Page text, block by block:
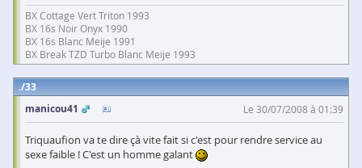
BX Cottage Vert Triton 1993
BX 16s Noir Onyx 1990
BX 16s Blanc Meije 1991
BX Break TZD Turbo Blanc Meije 1993
33
manicou41
Le 30/07/2008 à 01:39
Triquaufion va te dire çà vite fait si c'est pour rendre service au
sexe faible ! C'est un homme galant